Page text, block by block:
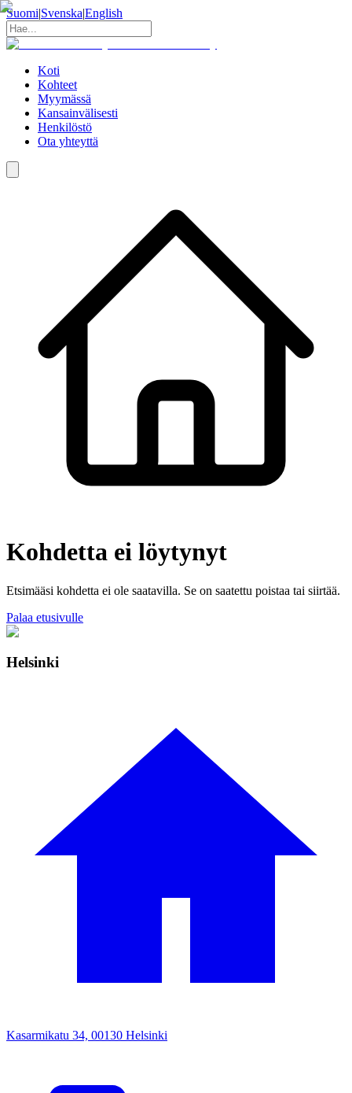
Suomi|Svenska|English
Koti
Kohteet
Myymässä
Kansainvälisesti
Henkilöstö
Ota yhteyttä
Kohdetta ei löytynyt
Etsimääsi kohdetta ei ole saatavilla. Se on saatettu poistaa tai siirtää.
Palaa etusivulle
Helsinki
Kasarmikatu 34, 00130 Helsinki